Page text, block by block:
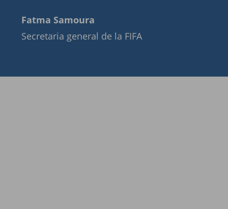
Fatma Samoura
Secretaria general de la FIFA